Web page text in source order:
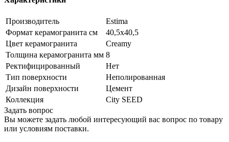
Производитель
Estima
Формат керамогранита см
40,5х40,5
Цвет керамогранита
Creamy
Толщина керамогранита мм 8
Ректифицированный
Нет
Тип поверхности
Неполированная
Дизайн поверхности
Цемент
Коллекция
City SEED
Задать вопрос
Вы можете задать любой интересующий вас вопрос по товару
или условиям поставки.